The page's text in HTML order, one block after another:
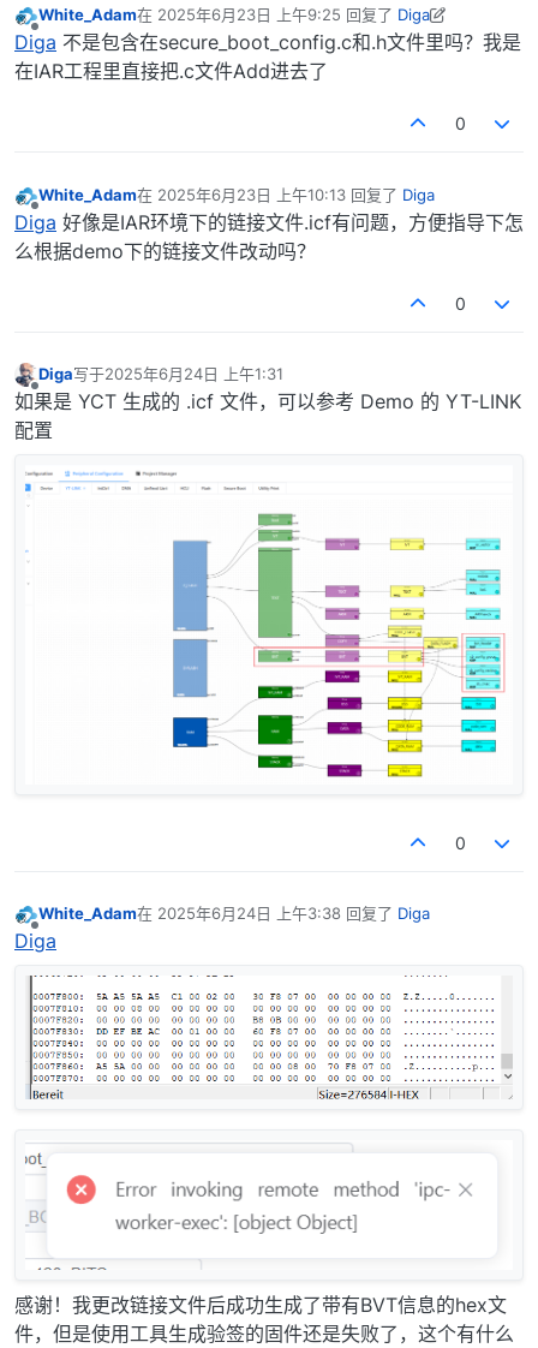
离线
White_Adam在 2025年6月23日 上午9:25 回复了 Diga
最后由 White_Adam 编辑2025年6月23日 下午5:32
Diga 不是包含在secure_boot_config.c和.h文件里吗？我是
在IAR工程里直接把.c文件Add进去了
0
离线
White_Adam在 2025年6月23日 上午10:13 回复了 Diga
最后由 编辑
Diga 好像是IAR环境下的链接文件.icf有问题，方便指导下怎
么根据demo下的链接文件改动吗？
0
离线
Diga写于2025年6月24日 上午1:31
最后由 编辑
如果是 YCT 生成的 .icf 文件，可以参考 Demo 的 YT-LINK
配置
0
离线
White_Adam在 2025年6月24日 上午3:38 回复了 Diga
最后由 编辑
Diga
感谢！我更改链接文件后成功生成了带有BVT信息的hex文
件，但是使用工具生成验签的固件还是失败了，这个有什么